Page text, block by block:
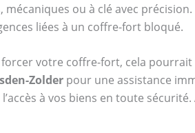
ou à clé avec
liées à un coffre-fort bloqué.
votre coffre-fort, cela
Zolder pour une assistance
à vos biens en toute